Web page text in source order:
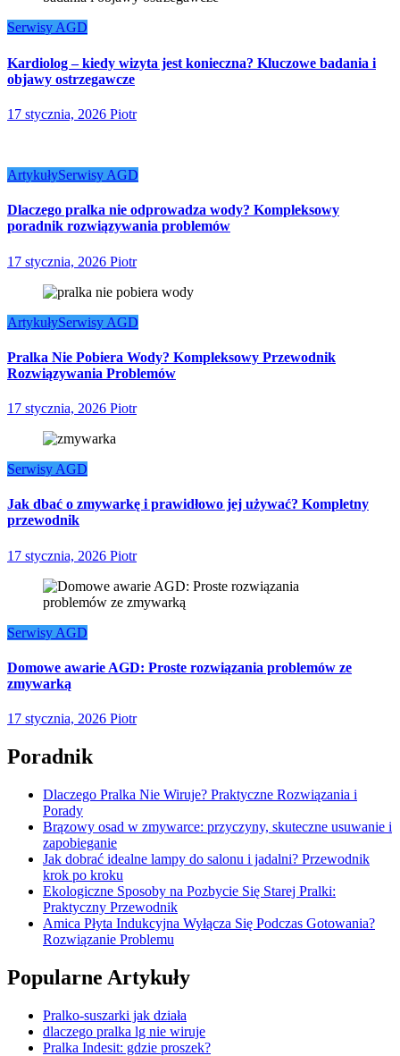
Serwisy AGD
Kardiolog – kiedy wizyta jest konieczna? Kluczowe badania i
objawy ostrzegawcze
17 stycznia, 2026 Piotr
ArtykułySerwisy AGD
Dlaczego pralka nie odprowadza wody? Kompleksowy
poradnik rozwiązywania problemów
17 stycznia, 2026 Piotr
ArtykułySerwisy AGD
Pralka Nie Pobiera Wody? Kompleksowy Przewodnik
Rozwiązywania Problemów
17 stycznia, 2026 Piotr
Serwisy AGD
Jak dbać o zmywarkę i prawidłowo jej używać? Kompletny
przewodnik
17 stycznia, 2026 Piotr
Serwisy AGD
Domowe awarie AGD: Proste rozwiązania problemów ze
zmywarką
17 stycznia, 2026 Piotr
Poradnik
Dlaczego Pralka Nie Wiruje? Praktyczne Rozwiązania i
Porady
Brązowy osad w zmywarce: przyczyny, skuteczne usuwanie i
zapobieganie
Jak dobrać idealne lampy do salonu i jadalni? Przewodnik
krok po kroku
Ekologiczne Sposoby na Pozbycie Się Starej Pralki:
Praktyczny Przewodnik
Amica Płyta Indukcyjna Wyłącza Się Podczas Gotowania?
Rozwiązanie Problemu
Popularne Artykuły
Pralko-suszarki jak działa
dlaczego pralka lg nie wiruje
Pralka Indesit: gdzie proszek?